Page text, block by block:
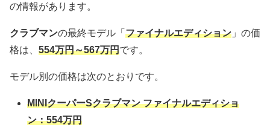
の情報があります。
クラブマンの最終モデル「 ファイナルエディション 」の価
格は、 554万円～567万円です。
モデル別の価格は次のとおりです。
MINIクーパーSクラブマン ファイナルエディショ
ン：554万円